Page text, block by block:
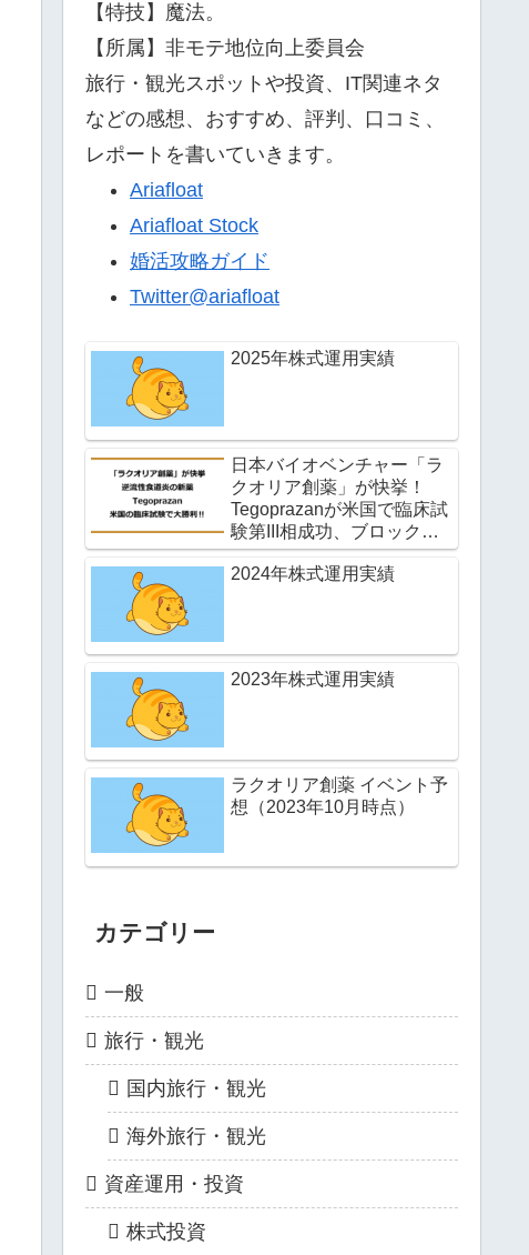
【特技】魔法。
【所属】非モテ地位向上委員会
旅行・観光スポットや投資、IT関連ネタ
などの感想、おすすめ、評判、口コミ、
レポートを書いていきます。
Ariafloat
Ariafloat Stock
婚活攻略ガイド
Twitter@ariafloat
2025年株式運用実績
日本バイオベンチャー「ラ
クオリア創薬」が快挙！
Tegoprazanが米国で臨床試
験第III相成功、ブロックバ
スター誕生か！？
2024年株式運用実績
2023年株式運用実績
ラクオリア創薬 イベント予
想（2023年10月時点）
カテゴリー
一般
旅行・観光
国内旅行・観光
海外旅行・観光
資産運用・投資
株式投資